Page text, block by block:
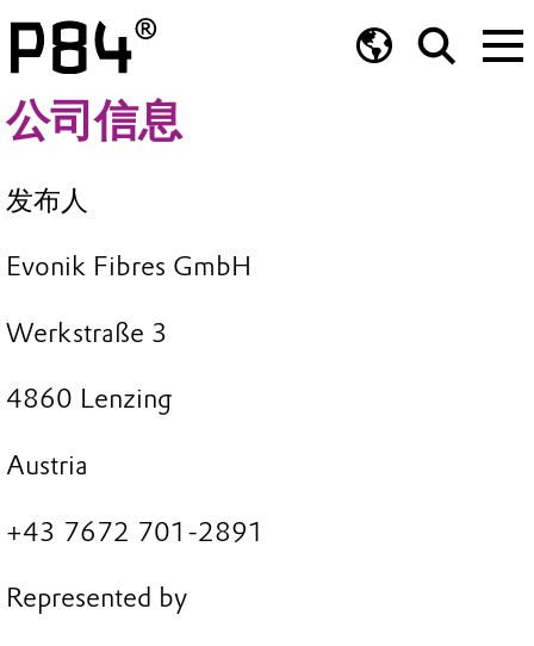
公司信息
发布人
Evonik Fibres GmbH
Werkstraße 3
4860 Lenzing
Austria
+43 7672 701-2891
Represented by